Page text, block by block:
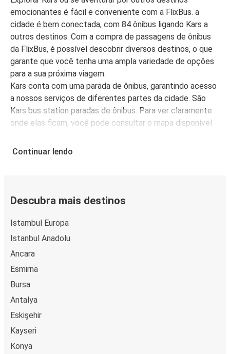
emocionantes é fácil e conveniente com a FlixBus. a
cidade é bem conectada, com 84 ônibus ligando Kars a
outros destinos. Com a compra de passagens de ônibus
da FlixBus, é possível descobrir diversos destinos, o que
garante que você tenha uma ampla variedade de opções
para a sua próxima viagem.
Kars conta com uma parada de ônibus, garantindo acesso
a nossos serviços de diferentes partes da cidade. São
Kars bus station paradas de ônibus. Para ver claramente
onde elas ficam, você pode consultar o mapa disponível
A FlixBus é mais do que uma escolha conveniente para
Continuar lendo
Descubra mais destinos
Istambul Europa
Istanbul Anadolu
Ancara
Esmirna
Bursa
Antalya
Eskişehir
Kayseri
Konya